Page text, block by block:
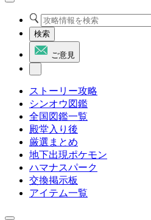
検索
ご意見
ストーリー攻略
シンオウ図鑑
全国図鑑一覧
殿堂入り後
厳選まとめ
地下出現ポケモン
ハマナスパーク
交換掲示板
アイテム一覧